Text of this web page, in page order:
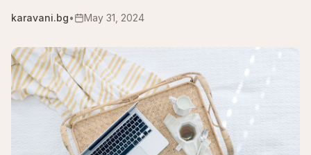
karavani.bg• May 31, 2024